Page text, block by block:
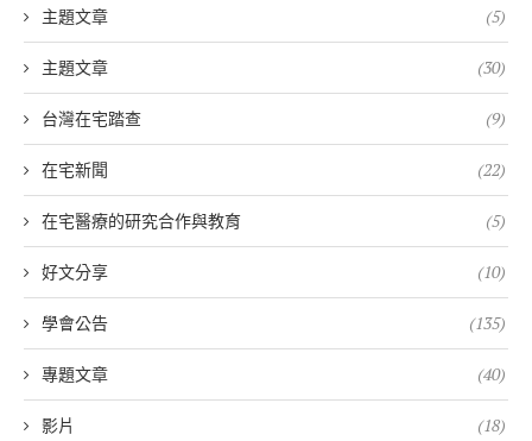
主題文章 (5)
主題文章 (30)
台灣在宅踏查 (9)
在宅新聞 (22)
在宅醫療的研究合作與教育 (5)
好文分享 (10)
學會公告 (135)
專題文章 (40)
影片 (18)